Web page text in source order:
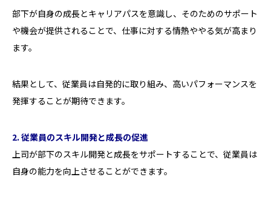
部下が自身の成長とキャリアパスを意識し、そのためのサポート
や機会が提供されることで、仕事に対する情熱ややる気が高まり
ます。
結果として、従業員は自発的に取り組み、高いパフォーマンスを
発揮することが期待できます。
2. 従業員のスキル開発と成長の促進
上司が部下のスキル開発と成長をサポートすることで、従業員は
自身の能力を向上させることができます。